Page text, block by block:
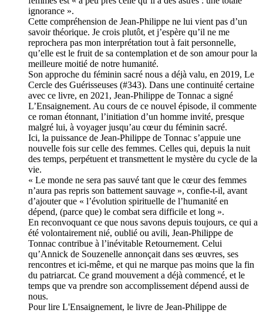
ignorance ».
Cette compréhension de Jean-Philippe ne lui vient pas d’un
savoir théorique. Je crois plutôt, et j’espère qu’il ne me
reprochera pas mon interprétation tout à fait personnelle,
qu’elle est le fruit de sa contemplation et de son amour pour la
meilleure moitié de notre humanité.
Son approche du féminin sacré nous a déjà valu, en 2019, Le
Cercle des Guérisseuses (#343). Dans une continuité certaine
avec ce livre, en 2021, Jean-Philippe de Tonnac a signé
L’Ensaignement. Au cours de ce nouvel épisode, il commente
ce roman étonnant, l’initiation d’un homme invité, presque
malgré lui, à voyager jusqu’au cœur du féminin sacré.
Ici, la puissance de Jean-Philippe de Tonnac s’appuie une
nouvelle fois sur celle des femmes. Celles qui, depuis la nuit
des temps, perpétuent et transmettent le mystère du cycle de la
vie.
« Le monde ne sera pas sauvé tant que le cœur des femmes
n’aura pas repris son battement sauvage », confie-t-il, avant
d’ajouter que « l’évolution spirituelle de l’humanité en
dépend, (parce que) le combat sera difficile et long ».
En reconvoquant ce que nous savons depuis toujours, ce qui a
été volontairement nié, oublié ou avili, Jean-Philippe de
Tonnac contribue à l’inévitable Retournement. Celui
qu’Annick de Souzenelle annonçait dans ses œuvres, ses
rencontres et ici-même, et qui ne marque pas moins que la fin
du patriarcat. Ce grand mouvement a déjà commencé, et le
temps que va prendre son accomplissement dépend aussi de
nous.
Pour lire L'Ensaignement, le livre de Jean-Philippe de